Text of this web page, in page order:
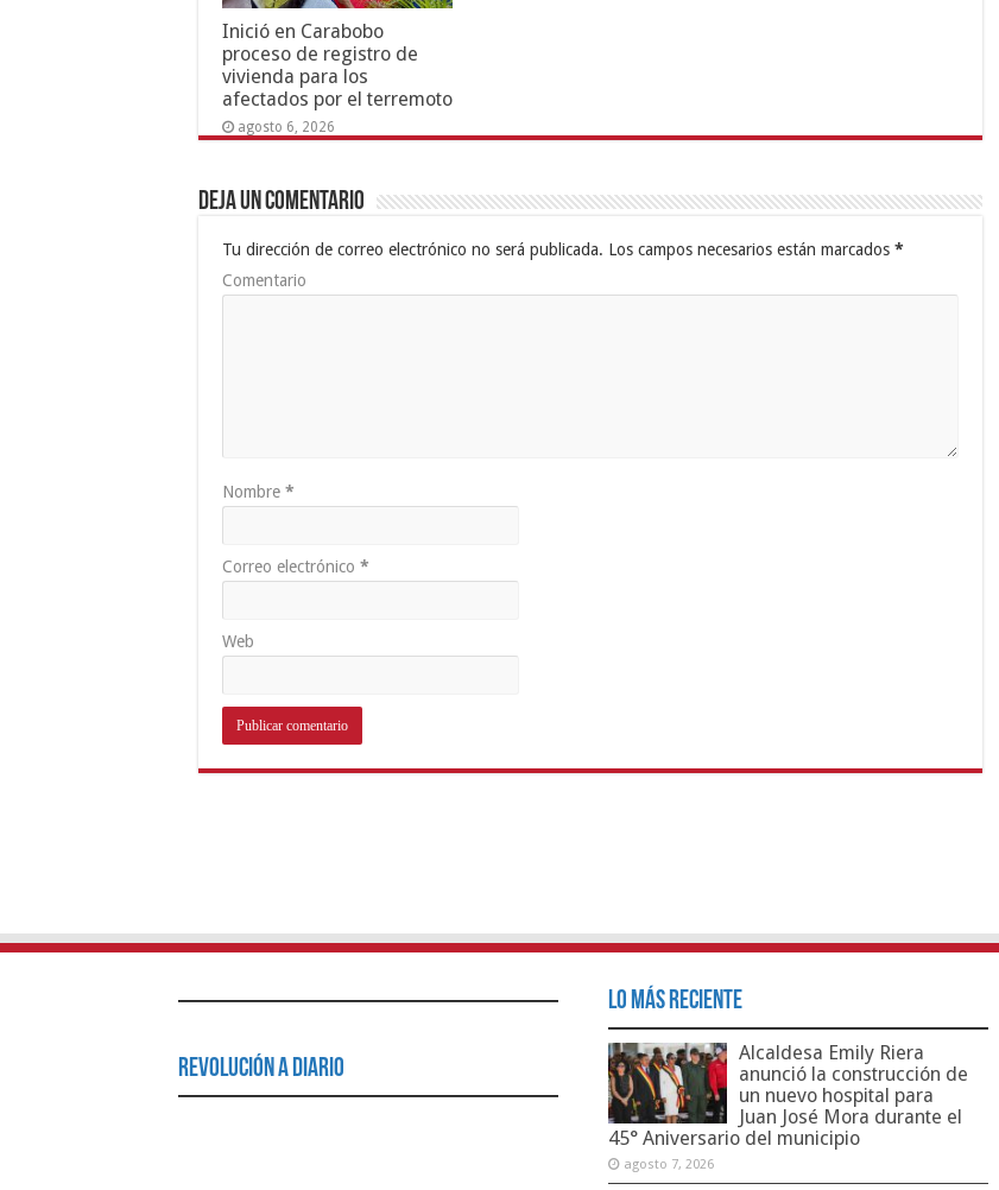
Inició en Carabobo
proceso de registro de
vivienda para los
afectados por el terremoto
agosto 6, 2026
Deja un comentario
Tu dirección de correo electrónico no será publicada. Los campos necesarios están marcados *
Comentario
Nombre *
Correo electrónico *
Web
Revolución a Diario
Lo Más Reciente
Alcaldesa Emily Riera
anunció la construcción de
un nuevo hospital para
Juan José Mora durante el
45° Aniversario del municipio
agosto 7, 2026